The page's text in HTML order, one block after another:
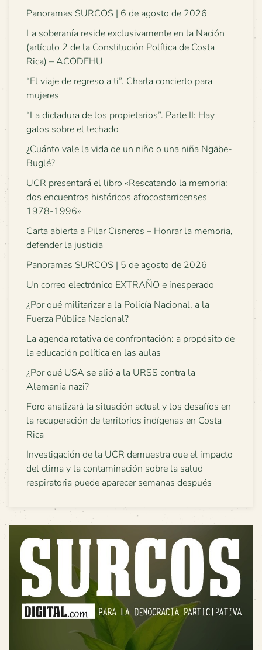
Panoramas SURCOS | 6 de agosto de 2026
La soberanía reside exclusivamente en la Nación
(artículo 2 de la Constitución Política de Costa
Rica) – ACODEHU
“El viaje de regreso a ti”. Charla concierto para
mujeres
“La dictadura de los propietarios”. Parte II: Hay
gatos sobre el techado
¿Cuánto vale la vida de un niño o una niña Ngäbe-
Buglé?
UCR presentará el libro «Rescatando la memoria:
dos encuentros históricos afrocostarricenses
1978-1996»
Carta abierta a Pilar Cisneros – Honrar la memoria,
defender la justicia
Panoramas SURCOS | 5 de agosto de 2026
Un correo electrónico EXTRAÑO e inesperado
¿Por qué militarizar a la Policía Nacional, a la
Fuerza Pública Nacional?
La agenda rotativa de confrontación: a propósito de
la educación política en las aulas
¿Por qué USA se alió a la URSS contra la
Alemania nazi?
Foro analizará la situación actual y los desafíos en
la recuperación de territorios indígenas en Costa
Rica
Investigación de la UCR demuestra que el impacto
del clima y la contaminación sobre la salud
respiratoria puede aparecer semanas después